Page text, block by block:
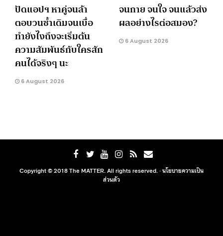
ปัดแอปฯ หาคู่จนล้า
ตอบวนซ้ำเดิมจนเบื่อ
ทำยังไงถึงจะเริ่มต้น
ความสัมพันธ์กับใครสัก
คนได้จริงๆ นะ
6 August 2026
จนกาย จนใจ จนแล้วส่ง
ผลอย่างไรต่อสมอง?
6 August 2026
Copyright © 2018 The MATTER. All rights reserved. ·นโยบายความเป็น
ส่วนตัว